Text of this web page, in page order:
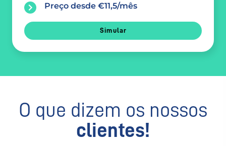
Preço desde €11,5/mês
Simular
O que dizem os nossos
clientes!